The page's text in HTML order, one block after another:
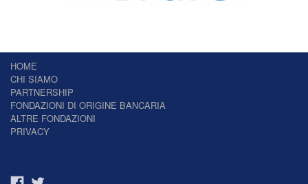
HOME
CHI SIAMO
PARTNERSHIP
FONDAZIONI DI ORIGINE BANCARIA
ALTRE FONDAZIONI
PRIVACY